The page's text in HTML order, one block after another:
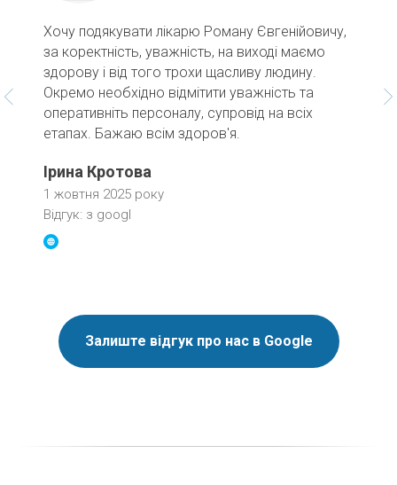
Хочу подякувати лікарю Роману Євгенійовичу,
за коректність, уважність, на виході маємо
здорову і від того трохи щасливу людину.
Окремо необхідно відмітити уважність та
оперативніть персоналу, супровід на всіх
етапах. Бажаю всім здоров'я.
Ірина Кротова
1 жовтня 2025 року
Відгук: з googl
Залиште відгук про нас в Google